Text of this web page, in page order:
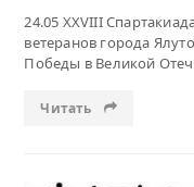
24.05 XXVIII
ветеранов города
Победы в Великой
Читать